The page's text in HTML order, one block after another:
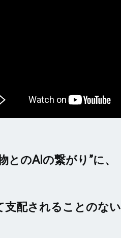
とのAIの繋がり”に、
支配されることのない